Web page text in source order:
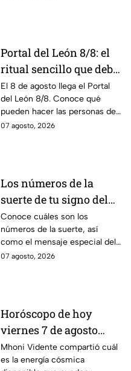
Portal del León 8/8: el
ritual sencillo que debe
hacer cada signo este 8
de agosto para atraer la
abundancia
El 8 de agosto llega el Portal
del León 8/8. Conoce qué
pueden hacer las personas de
cada signo del zodiaco para
07 agosto, 2026
Los números de la
suerte de tu signo del
zodíaco hoy viernes 7
de agosto
Conoce cuáles son los
números de la suerte, así
como el mensaje especial del
universo para cada uno de los
07 agosto, 2026
Horóscopo de hoy
viernes 7 de agosto
estas son las
predicciones de Mhoni
Mhoni Vidente compartió cuál
es la energía cósmica